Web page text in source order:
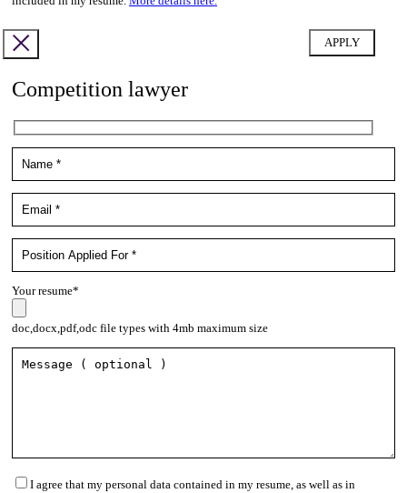
Competition lawyer
Your resume*
doc,docx,pdf,odc file types with 4mb maximum size
I agree that my personal data contained in my resume, as well as in